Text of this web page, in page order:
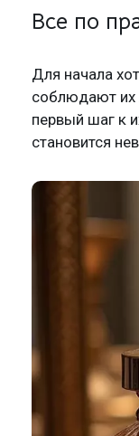
Все по
Для начала
соблюдают их
первый шаг к
становится